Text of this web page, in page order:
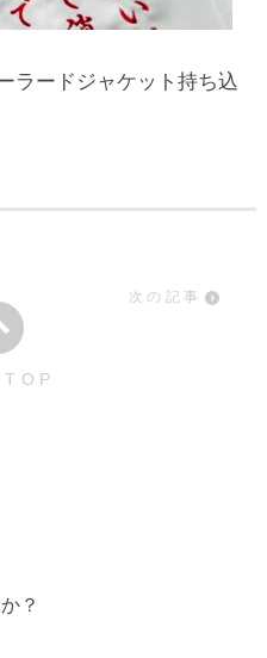
ードジャケット持ち込
TOP
次の記事
？